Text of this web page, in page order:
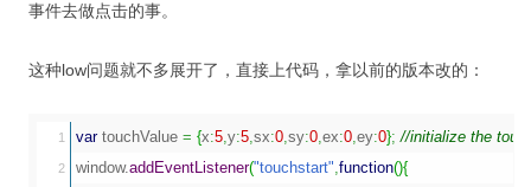
事件去做点击的事。
这种low问题就不多展开了，直接上代码， 拿以前的版本改的：
1
2
var touchValue = {x:5,y:5,sx:0,sy:0,ex:0,ey:0}; //initialize the
window.addEventListener("touchstart",function(){